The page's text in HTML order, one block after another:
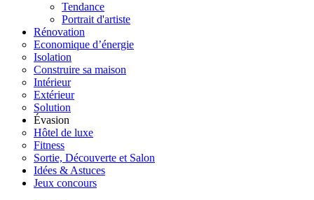
Tendance
Portrait d'artiste
Rénovation
Economique d’énergie
Isolation
Construire sa maison
Intérieur
Extérieur
Solution
Évasion
Hôtel de luxe
Fitness
Sortie, Découverte et Salon
Idées & Astuces
Jeux concours